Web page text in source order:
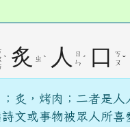
ˋ 炙 ㄓ ˋ 人
ㄖ
ㄣ ˊ 口
ㄎ
ㄡ ˇ
炙，烤肉；二者是人
文或事物被眾人所喜